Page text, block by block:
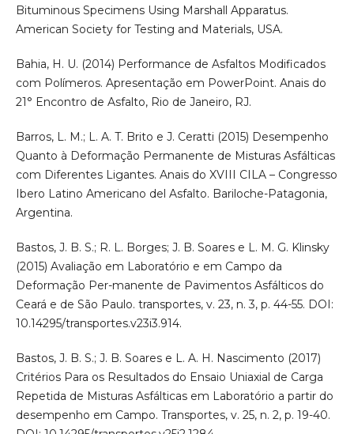
Bituminous Specimens Using Marshall Apparatus.
American Society for Testing and Materials, USA.
Bahia, H. U. (2014) Performance de Asfaltos Modificados
com Polímeros. Apresentação em PowerPoint. Anais do
21° Encontro de Asfalto, Rio de Janeiro, RJ.
Barros, L. M.; L. A. T. Brito e J. Ceratti (2015) Desempenho
Quanto à Deformação Permanente de Misturas Asfálticas
com Diferentes Ligantes. Anais do XVIII CILA – Congresso
Ibero Latino Americano del Asfalto. Bariloche-Patagonia,
Argentina.
Bastos, J. B. S.; R. L. Borges; J. B. Soares e L. M. G. Klinsky
(2015) Avaliação em Laboratório e em Campo da
Deformação Per-manente de Pavimentos Asfálticos do
Ceará e de São Paulo. transportes, v. 23, n. 3, p. 44-55. DOI:
10.14295/transportes.v23i3.914.
Bastos, J. B. S.; J. B. Soares e L. A. H. Nascimento (2017)
Critérios Para os Resultados do Ensaio Uniaxial de Carga
Repetida de Misturas Asfálticas em Laboratório a partir do
desempenho em Campo. Transportes, v. 25, n. 2, p. 19-40.